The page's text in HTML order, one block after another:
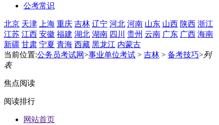
公考常识
北京 天津 上海 重庆 吉林 辽宁 河北 河南 山东 山西 陕西 浙江
江苏 江西 安徽 福建 湖北 湖南 四川 贵州 云南 广东 广西 海南
新疆 甘肃 宁夏 青海 西藏 黑龙江 内蒙古
当前位置:公务员考试网>事业单位考试 > 吉林 > 备考技巧>列
表
焦点阅读
阅读排行
网站首页